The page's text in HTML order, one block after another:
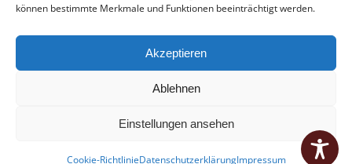
können bestimmte Merkmale und Funktionen beeinträchtigt werden.
Akzeptieren
Ablehnen
Einstellungen ansehen
Cookie-RichtlinieDatenschutzerklärungImpressum
Impressum